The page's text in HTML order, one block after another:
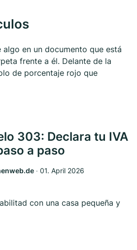
303: Declara tu IVA
a paso
‧ 01. April 2026